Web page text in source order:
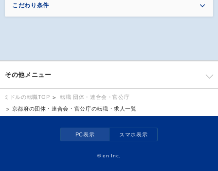
こだわり条件
その他メニュー
ミドルの転職TOP
転職 団体・連合会・官公庁
京都府の団体・連合会・官公庁の転職・求人一覧
PC表示 スマホ表示
©en Inc.